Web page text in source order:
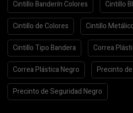
Cintillo Banderín Colores Cintillo
Cintillo de Colores Cintillo
Cintillo Tipo Bandera Correa
Correa Plástica Negro Precinto
Precinto de Seguridad Negro